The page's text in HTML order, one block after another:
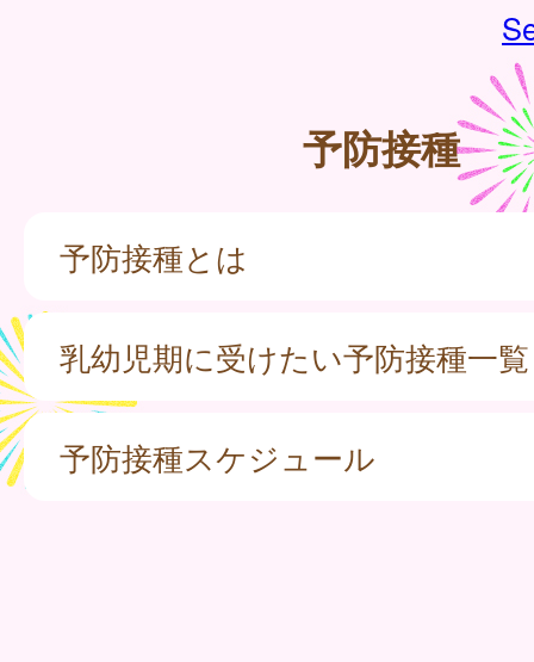
予防接種
予防接種とは
乳幼児期に受けたい予防接種一覧
予防接種スケジュール